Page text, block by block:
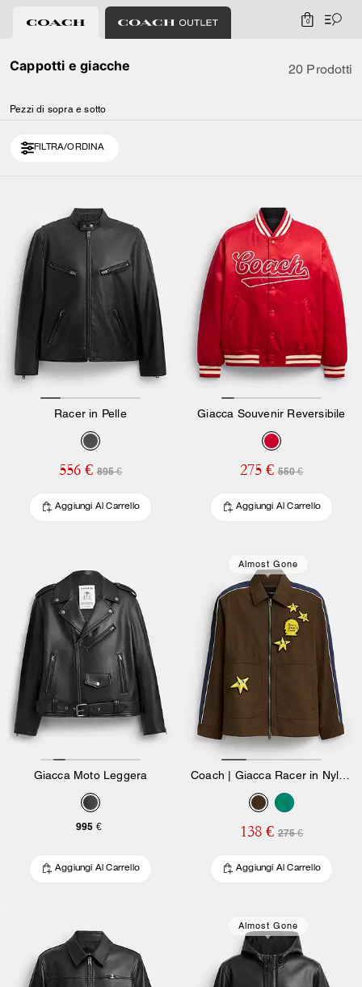
0
Cappotti e giacche 20 Prodotti
Pezzi di sopra e sotto
FILTRA/ORDINA
Racer in Pelle
556 € 895 €
Aggiungi Al Carrello
Giacca Souvenir Reversibile
275 € 550 €
Aggiungi Al Carrello
Giacca Moto Leggera
995 €
Aggiungi Al Carrello
Almost Gone
138 € 275 €
Aggiungi Al Carrello
Almost Gone